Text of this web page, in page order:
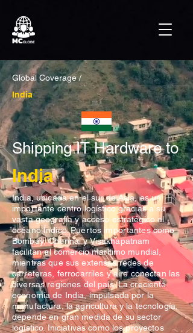
Global Coverage /
India
Shipping IT Hardware to
India
India, ubicada en el sur de Asia, es un
importante centro logístico gracias a su
vasta geografía y acceso estratégico al
océano Índico. Puertos importantes como
Bombay, Chennai y Visakhapatnam
facilitan el comercio marítimo mundial,
mientras que sus extensas redes de
carreteras, ferrocarriles y aire conectan las
diversas regiones del país. La creciente
economía de India, impulsada por la
manufactura, la agricultura y la tecnología,
depende en gran medida de su sector
logístico. Iniciativas como los proyectos